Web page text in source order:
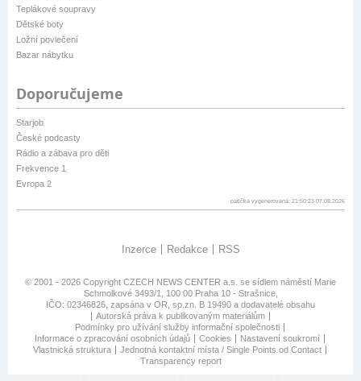
Teplákové soupravy
Dětské boty
Ložní povlečení
Bazar nábytku
Doporučujeme
Starjob
České podcasty
Rádio a zábava pro děti
Frekvence 1
Evropa 2
patička vygenerovaná: 21:50:23 07.08.2026
Inzerce Redakce RSS
© 2001 - 2026 Copyright CZECH NEWS CENTER a.s. se sídlem náměstí Marie
Schmolkové 3493/1, 100 00 Praha 10 - Strašnice,
IČO: 02346826, zapsána v OR, sp.zn. B 19490 a dodavatelé obsahu
Autorská práva k publikovaným materiálům
Podmínky pro užívání služby informační společnosti
Informace o zpracování osobních údajů
Cookies
Nastavení soukromí
Vlastnická struktura
Jednotná kontaktní místa / Single Points od Contact
Transparency report